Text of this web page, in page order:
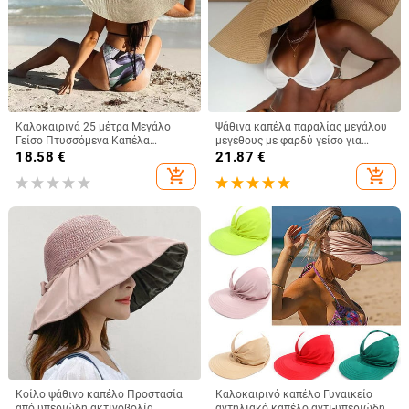
Καλοκαιρινά 25 μέτρα Μεγάλο
Γείσο Πτυσσόμενα Καπέλα
Παραλίας Γυναικεία Πτυσσόμενα
Ταξιδιωτικό Καπέλο Dropshipping
18.58 €
add_shopping_cart
Ψάθινα καπέλα παραλίας μεγάλου
μεγέθους με φαρδύ γείσο για
γυναίκες Με μεγάλη προστασία
από την υπεριώδη ακτινοβολία,
πτυσσόμενο καλοκαιρινό καπέλο
21.87 €
add_shopping_cart
Κοίλο ψάθινο καπέλο Προστασία
Καλοκαιρινό καπέλο Γυναικείο